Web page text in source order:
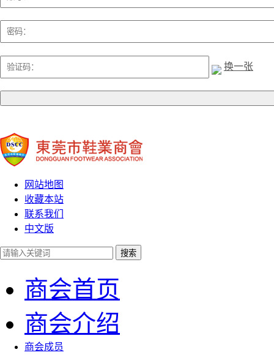
换一张
网站地图
收藏本站
联系我们
中文版
商会首页
商会介绍
商会成员